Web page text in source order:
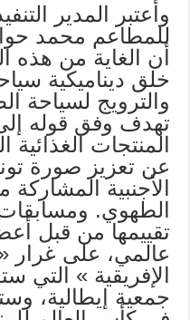
وأعتبر المدير
للمطاعم محمد
أن الغاية من هذه
خلق ديناميكية
والترويج لسياحة
تهدف وفق قوله
المنتجات الغذائية
عن تعزيز صورة
الأجنبية المشاركة
الطهوي.
تقييمها من قبل
عالمي، على غرار «
الإفريقية » التي
جمعية إيطالية،